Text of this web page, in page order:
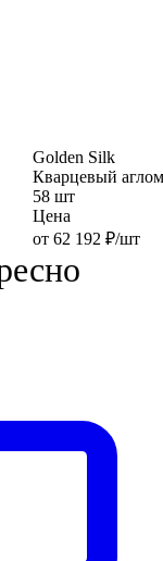
Golden Silk
Кварцевый
58 шт
Цена
от 62 192 ₽/шт